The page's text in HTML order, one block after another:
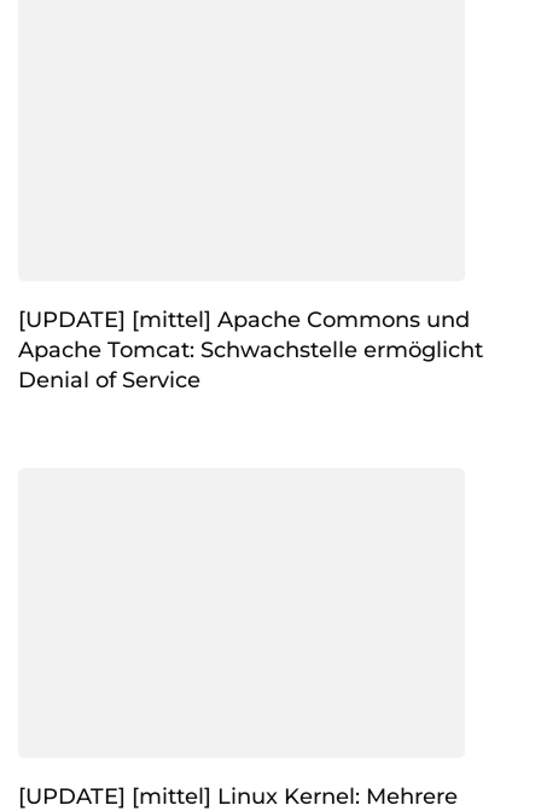
[UPDATE] [mittel] Apache Commons und
Apache Tomcat: Schwachstelle ermöglicht
Denial of Service
[UPDATE] [mittel] Linux Kernel: Mehrere